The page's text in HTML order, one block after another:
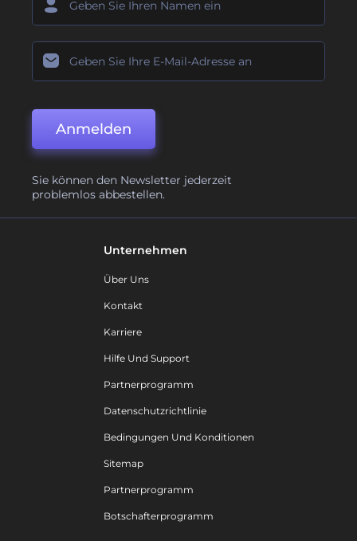
Anmelden
Sie können den Newsletter jederzeit
problemlos abbestellen.
Unternehmen
Über Uns
Kontakt
Karriere
Hilfe Und Support
Partnerprogramm
Datenschutzrichtlinie
Bedingungen Und Konditionen
Sitemap
Partnerprogramm
Botschafterprogramm